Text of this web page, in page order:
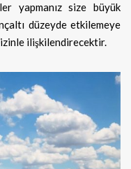
yapmanız size büyük
düzeyde etkilemeye
ilişkilendirecektir.